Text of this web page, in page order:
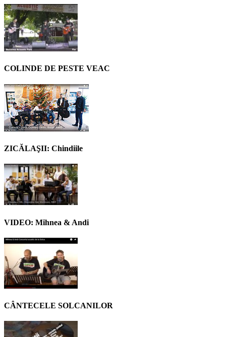
COLINDE DE PESTE VEAC
ZICĂLAŞII: Chindiile
VIDEO: Mihnea & Andi
CÂNTECELE SOLCANILOR